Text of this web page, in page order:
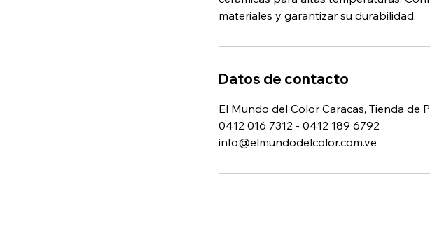
materiales y garantizar su durabilidad.
Datos de contacto
El Mundo del Color Caracas, Tienda de
0412 016 7312 - 0412 189 6792
info@elmundodelcolor.com.ve